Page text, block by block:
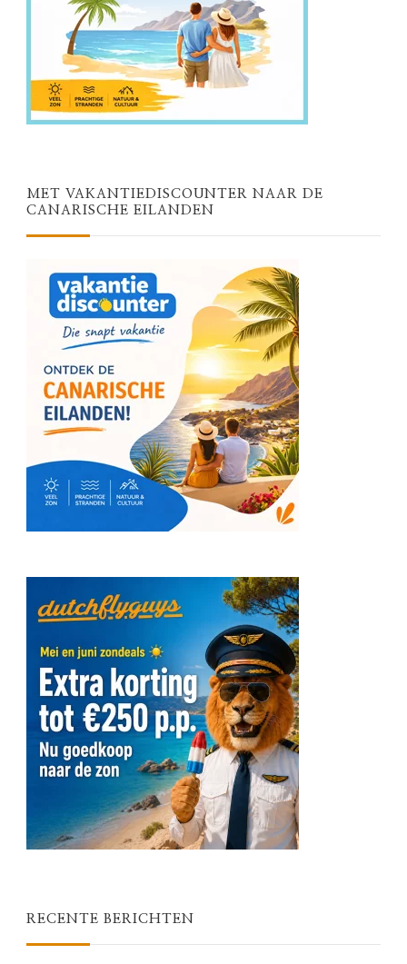
MET VAKANTIEDISCOUNTER NAAR DE
CANARISCHE EILANDEN
RECENTE BERICHTEN